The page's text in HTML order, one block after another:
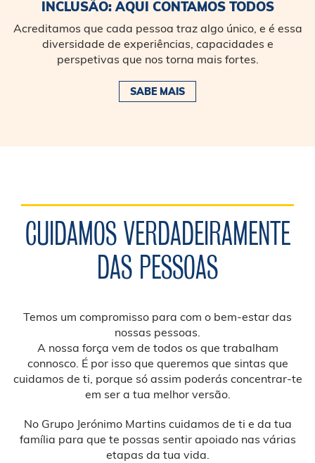
INCLUSÃO: AQUI CONTAMOS TODOS
Acreditamos que cada pessoa traz algo único, e é essa
diversidade de experiências, capacidades e
perspetivas que nos torna mais fortes.
SABE MAIS
CUIDAMOS VERDADEIRAMENTE
DAS PESSOAS
Temos um compromisso para com o bem-estar das
nossas pessoas.
A nossa força vem de todos os que trabalham
connosco. É por isso que queremos que sintas que
cuidamos de ti, porque só assim poderás concentrar-te
em ser a tua melhor versão.
No Grupo Jerónimo Martins cuidamos de ti e da tua
família para que te possas sentir apoiado nas várias
etapas da tua vida.